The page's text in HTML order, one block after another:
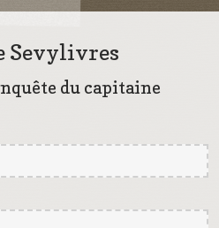
Sevylivres
du capitaine